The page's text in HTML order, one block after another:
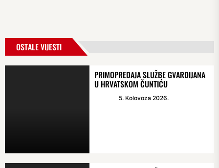
OSTALE VIJESTI
PRIMOPREDAJA SLUŽBE GVARDIJANA
U HRVATSKOM ČUNTIĆU
5. Kolovoza 2026.